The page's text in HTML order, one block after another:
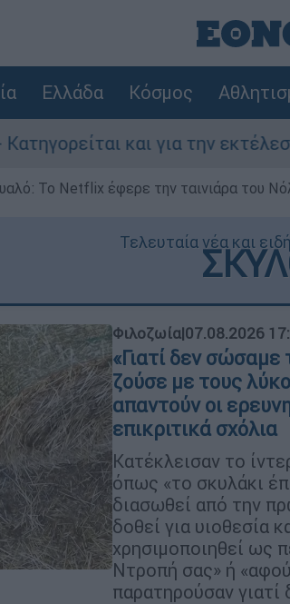
Ελλάδα Κόσμος
για την εκτέλεση Ζαμπούνη
Το Netflix έφερε την ταινιάρα του
Τελευταία νέα και
Φιλοζωία|07.08.2026
«Γιατί δεν σώσαμε
ζούσε με τους
απαντούν οι
επικριτικά σχόλια
Κατέκλεισαν το
όπως «το σκυλάκι
διασωθεί από την
δοθεί για υιοθεσία
χρησιμοποιηθεί ως
Ντροπή σας» ή
παρατηρούσαν